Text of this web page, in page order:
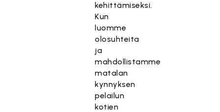
kehittämiseksi.
Kun
luomme
olosuhteita
ja
mahdollistamme
matalan
kynnyksen
pelailun
kotien